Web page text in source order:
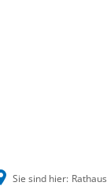
Sie sind hier: